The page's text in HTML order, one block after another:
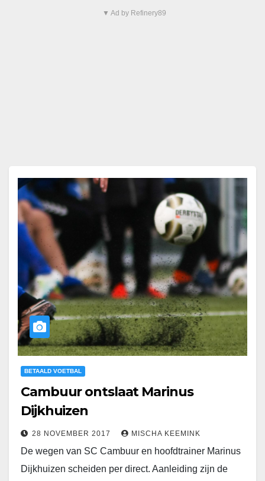
▼ Ad by Refinery89
BETAALD VOETBAL
Cambuur ontslaat Marinus
Dijkhuizen
28 NOVEMBER 2017 MISCHA KEEMINK
De wegen van SC Cambuur en hoofdtrainer Marinus
Dijkhuizen scheiden per direct. Aanleiding zijn de